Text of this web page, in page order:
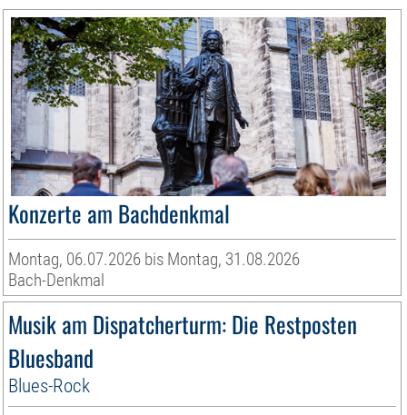
Konzerte am Bachdenkmal
Montag, 06.07.2026 bis Montag, 31.08.2026
Bach-Denkmal
Musik am Dispatcherturm: Die Restposten
Bluesband
Blues-Rock